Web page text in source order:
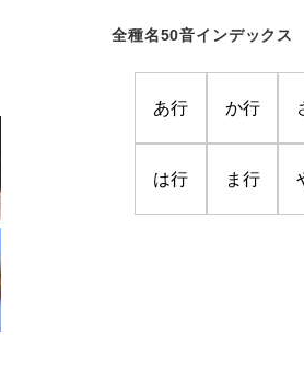
全種名50音インデックス
あ行 か行
は行 ま行